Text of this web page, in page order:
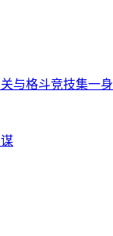
与格斗竞技集一身